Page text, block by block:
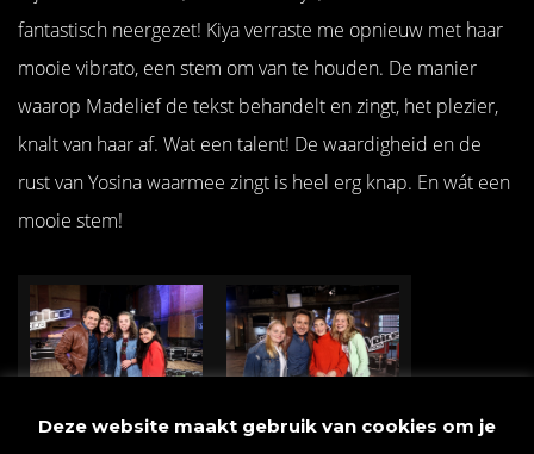
fantastisch neergezet! Kiya verraste me opnieuw met haar
mooie vibrato, een stem om van te houden. De manier
waarop Madelief de tekst behandelt en zingt, het plezier,
knalt van haar af. Wat een talent! De waardigheid en de
rust van Yosina waarmee zingt is heel erg knap. En wát een
mooie stem!
Deze website maakt gebruik van cookies om je